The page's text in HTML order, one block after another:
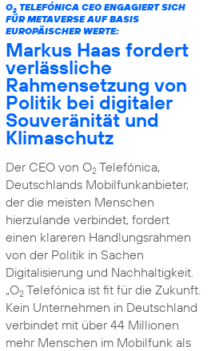
O2TELEFÓNICA CEO ENGAGIERT SICH
FÜR METAVERSE AUF BASIS
EUROPÄISCHER WERTE:
Markus Haas fordert
verlässliche
Rahmensetzung von
Politik bei digitaler
Souveränität und
Klimaschutz
Der CEO von O2Telefónica,
Deutschlands Mobilfunkanbieter,
der die meisten Menschen
hierzulande verbindet, fordert
einen klareren Handlungsrahmen
von der Politik in Sachen
Digitalisierung und Nachhaltigkeit.
„O2Telefónica ist fit für die Zukunft.
Kein Unternehmen in Deutschland
verbindet mit über 44 Millionen
mehr Menschen im Mobilfunk als